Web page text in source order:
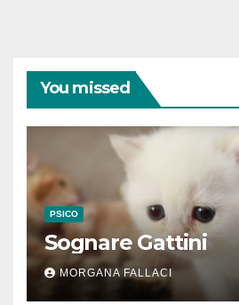
You missed
PSICO
Sognare Gattini
MORGANA FALLACI